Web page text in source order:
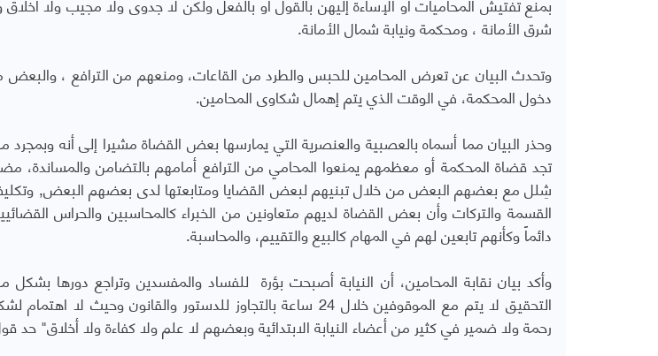
شرق الأمانة ، ومحكمة ونيابة شمال الأمانة.
وتحدث البيان عن تعرض المحامين للحبس والطرد من القاعات، ومنعهم من الترافع ،
دخول المحكمة، في الوقت الذي يتم إهمال شكاوى المحامين.
وحذر البيان مما أسماه بالعصبية والعنصرية التي يمارسها بعض القضاة مشيرا إلى أنه
تجد قضاة المحكمة أو معظمهم يمنعوا المحامي من الترافع أمامهم بالتضامن
شِلل مع بعضهم البعض من خلال تبنيهم لبعض القضايا ومتابعتها لدى بعضهم البعض,
القسمة والتركات وأن بعض القضاة لديهم متعاونين من الخبراء كالمحاسبين والحراس
دائماً وكأنهم تابعين لهم في المهام كالبيع والتقييم، والمحاسبة.
وأكد بيان نقابة المحامين، أن النيابة أصبحت بؤرة للفساد والمفسدين وتراجع دورها بشكل
التحقيق لا يتم مع الموقوفين خلال 24 ساعة بالتجاوز للدستور والقانون
رحمة ولا ضمير في كثير من أعضاء النيابة الابتدائية وبعضهم لا علم ولا كفاءة ولا أخلاق" حد